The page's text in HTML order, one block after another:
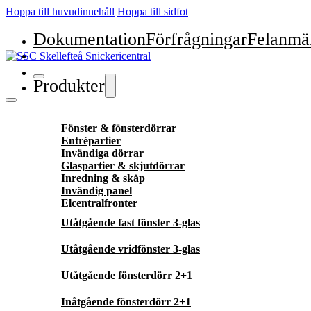
Hoppa till huvudinnehåll Hoppa till sidfot
DokumentationFörfrågningar
Produkter
Fönster & fönsterdörrar
Entrépartier
Invändiga dörrar
Glaspartier & skjutdörrar
Inredning & skåp
Invändig panel
Elcentralfronter
Utåtgående fast fönster 3-glas
Utåtgående vridfönster 3-glas
Utåtgående fönsterdörr 2+1
Inåtgående fönsterdörr 2+1